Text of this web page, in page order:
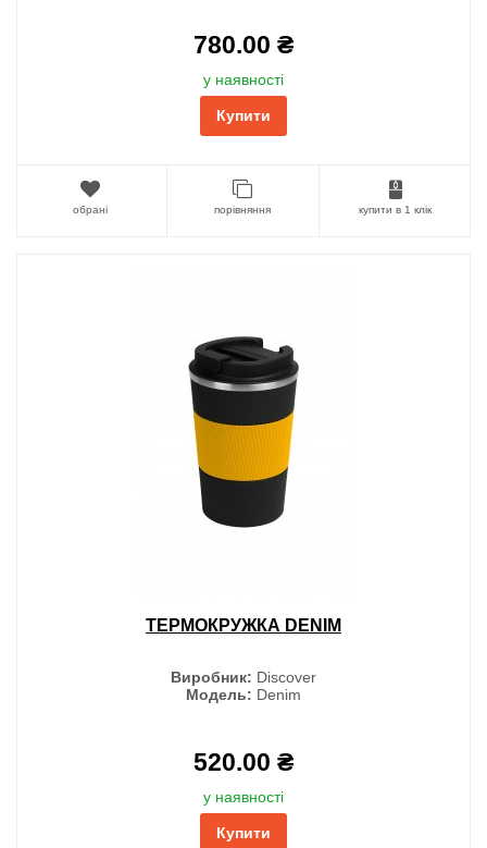
780.00 ₴
у наявності
Купити
обрані порівняння купити в 1 клік
ТЕРМОКРУЖКА DENIM
Виробник: Discover
Модель: Denim
520.00 ₴
у наявності
Купити